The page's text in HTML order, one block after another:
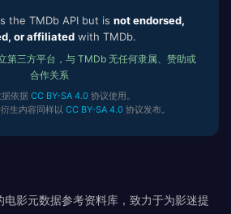
the TMDb API but is not endorsed,
or affiliatedwith TMDb.
第三方平台，与 TMDb 无任何隶属、赞助或
合作关系
依据 CC BY-SA 4.0协议使用。
生内容同样以 CC BY-SA 4.0协议发布。
电影元数据参考资料库，致力于为影迷提